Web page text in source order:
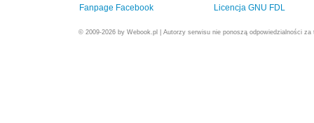
Fanpage Facebook
Licencja GNU FDL
© 2009-2026 by Webook.pl | Autorzy serwisu nie ponoszą odpowiedzialności